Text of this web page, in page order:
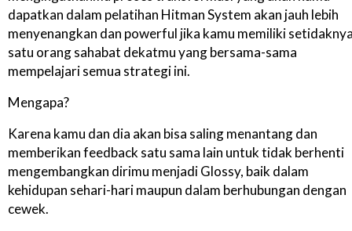
dapatkan dalam pelatihan Hitman System akan jauh lebih
menyenangkan dan powerful jika kamu memiliki
satu orang sahabat dekatmu yang bersama-sama
mempelajari semua strategi ini.
Mengapa?
Karena kamu dan dia akan bisa saling menantang dan
memberikan feedback satu sama lain untuk tidak berhenti
mengembangkan dirimu menjadi Glossy, baik dalam
kehidupan sehari-hari maupun dalam berhubungan dengan
cewek.